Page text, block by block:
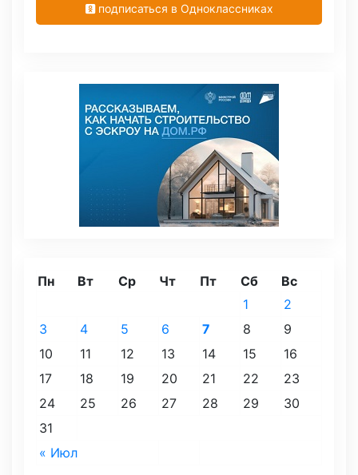
подписаться в Одноклассниках
Пн Вт Ср Чт Пт Сб Вс
« Июл
1
2
3
4 5 6 7 8
9
10
11 12 13 14 15
16
17
18 19 20 21 22
23
24
25 26 27 28 29
30
31